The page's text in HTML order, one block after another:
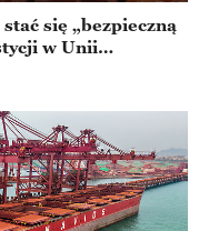
się „bezpieczną
w Unii